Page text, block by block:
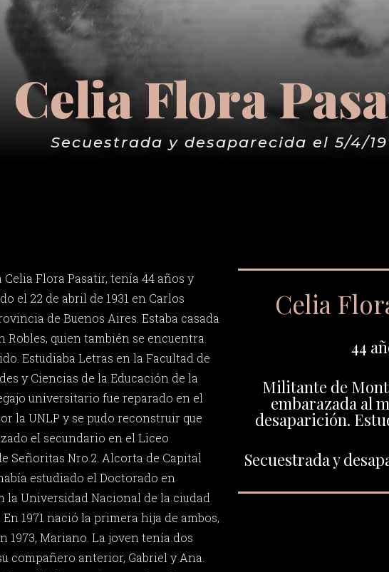
Celia Flora
Secuestrada y desaparecida el 5/4/
Celia Flora Pasatir, tenía 44 años y
el 22 de abril de 1931 en Carlos
de Buenos Aires. Estaba casada
Robles, quien también se encuentra
Estudiaba Letras en la Facultad de
y Ciencias de la Educación de la
universitario fue reparado en el
la UNLP y se pudo reconstruir que
el secundario en el Liceo
Señoritas Nro.2. Alcorta de Capital
estudiado el Doctorado en
la Universidad Nacional de la ciudad
En 1971 nació la primera hija de ambos,
1973, Mariano. La joven tenía dos
compañero anterior, Gabriel y Ana.
Celia
44
Militante de
embarazada al
desaparición.
Secuestrada y